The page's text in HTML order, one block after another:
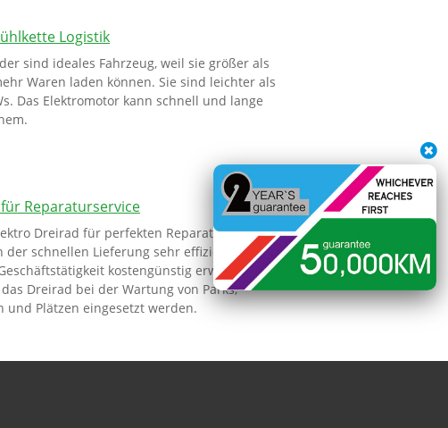
Logistik
sind ideales Fahrzeug, weil sie größer als
Waren laden können. Sie sind leichter als
Das Elektromotor kann schnell und lange
Reparaturservice
Dreirad für perfekten Reparaturservice.
der schnellen Lieferung sehr effizient. Die
kostengünstig erweitern.
Dreirad bei der Wartung von Parks,
und Plätzen eingesetzt werden.